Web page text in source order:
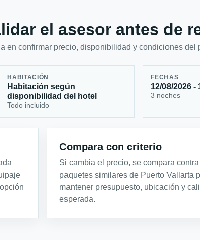
el asesor antes de
en confirmar precio, disponibilidad y condiciones del
HABITACIÓN
Habitación según
disponibilidad del hotel
Todo incluido
FECHAS
12/08/2026 -
3 noches
Compara con criterio
Si cambia el precio, se compara contra
paquetes similares de Puerto Vallarta
mantener presupuesto, ubicación y
esperada.